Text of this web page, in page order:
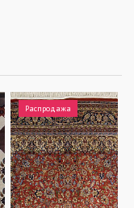
Распродажа